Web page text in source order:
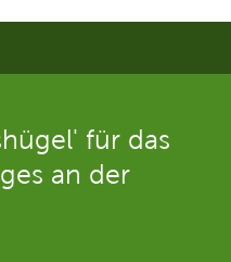
für das
an der